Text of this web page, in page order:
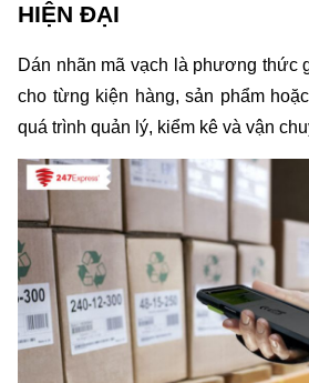
HIỆN ĐẠI
Dán nhãn mã vạch là phương thức
cho từng kiện hàng, sản phẩm
quá trình quản lý, kiểm kê và vận